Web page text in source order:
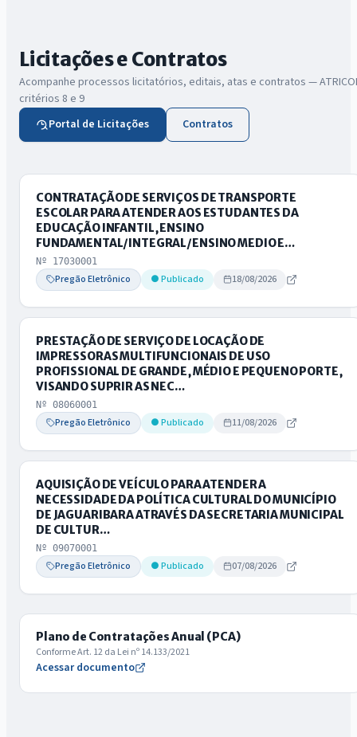
Licitações e Contratos
Acompanhe processos licitatórios, editais, atas e contratos —
critérios 8 e 9
Portal de Licitações
Contratos
CONTRATAÇÃO DE SERVIÇOS DE TRANSPORTE
ESCOLAR PARA ATENDER AOS ESTUDANTES DA
EDUCAÇÃO INFANTIL, ENSINO
FUNDAMENTAL/INTEGRAL/ENSINO MEDIO E…
Nº 17030001
Pregão Eletrônico ● Publicado 18/08/2026
PRESTAÇÃO DE SERVIÇO DE LOCAÇÃO DE
IMPRESSORAS MULTIFUNCIONAIS DE USO
PROFISSIONAL DE GRANDE, MÉDIO E PEQUENO PORTE,
VISANDO SUPRIR AS NEC…
Nº 08060001
Pregão Eletrônico ● Publicado 11/08/2026
AQUISIÇÃO DE VEÍCULO PARA ATENDER A
NECESSIDADE DA POLÍTICA CULTURAL DO MUNICÍPIO
DE JAGUARIBARA ATRAVÉS DA SECRETARIA MUNICIPAL
DE CULTUR…
Nº 09070001
Pregão Eletrônico ● Publicado 07/08/2026
Plano de Contratações Anual (PCA)
Conforme Art. 12 da Lei nº 14.133/2021
Acessar documento